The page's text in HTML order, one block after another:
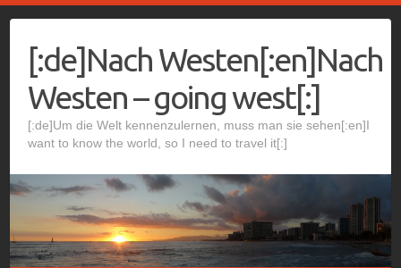
content[:de]Nach Westen[:en]Nach
Westen – going west[:]
[:de]Um die Welt kennenzulernen, muss man sie sehen[:en]I
want to know the world, so I need to travel it[:]